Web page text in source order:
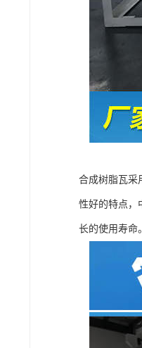
合成树脂瓦采
性好的特点，
长的使用寿命。